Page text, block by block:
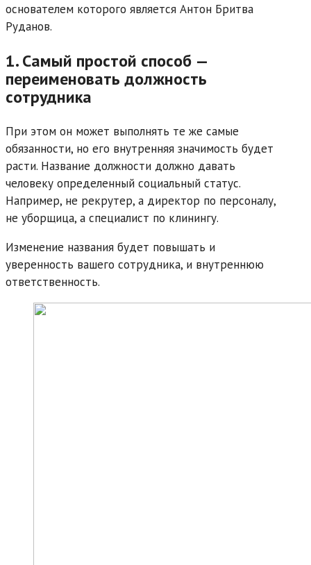
основателем которого является Антон Бритва
Руданов.
1. Самый простой способ —
переименовать должность
сотрудника
При этом он может выполнять те же самые
обязанности, но его внутренняя значимость будет
расти. Название должности должно давать
человеку определенный социальный статус.
Например, не рекрутер, а директор по персоналу,
не уборщица, а специалист по клинингу.
Изменение названия будет повышать и
уверенность вашего сотрудника, и внутреннюю
ответственность.